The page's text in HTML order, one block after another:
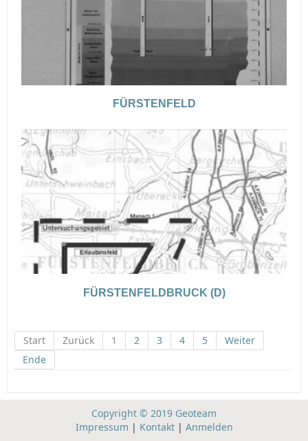
FÜRSTENFELD
FÜRSTENFELDBRUCK (D)
Start Zurück 1 2 3 4 5
Weiter
Ende
Copyright © 2019 Geoteam
Impressum | Kontakt| Anmelden